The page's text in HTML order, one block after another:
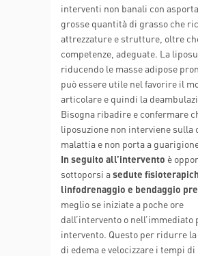
interventi non banali con
grosse quantità di grasso che
attrezzature e strutture, oltre
competenze, adeguate. La
riducendo le masse adipose
può essere utile nel favorire il
articolare e quindi la
Bisogna ribadire e confermare
liposuzione non interviene sulla
malattia e non porta a
In seguito all’intervento è
sottoporsi asedute
linfodrenaggio e bendaggio
meglio se iniziate a poche ore
dall’intervento o nell’immediato
intervento. Questo per ridurre
di edema e velocizzare i tempi